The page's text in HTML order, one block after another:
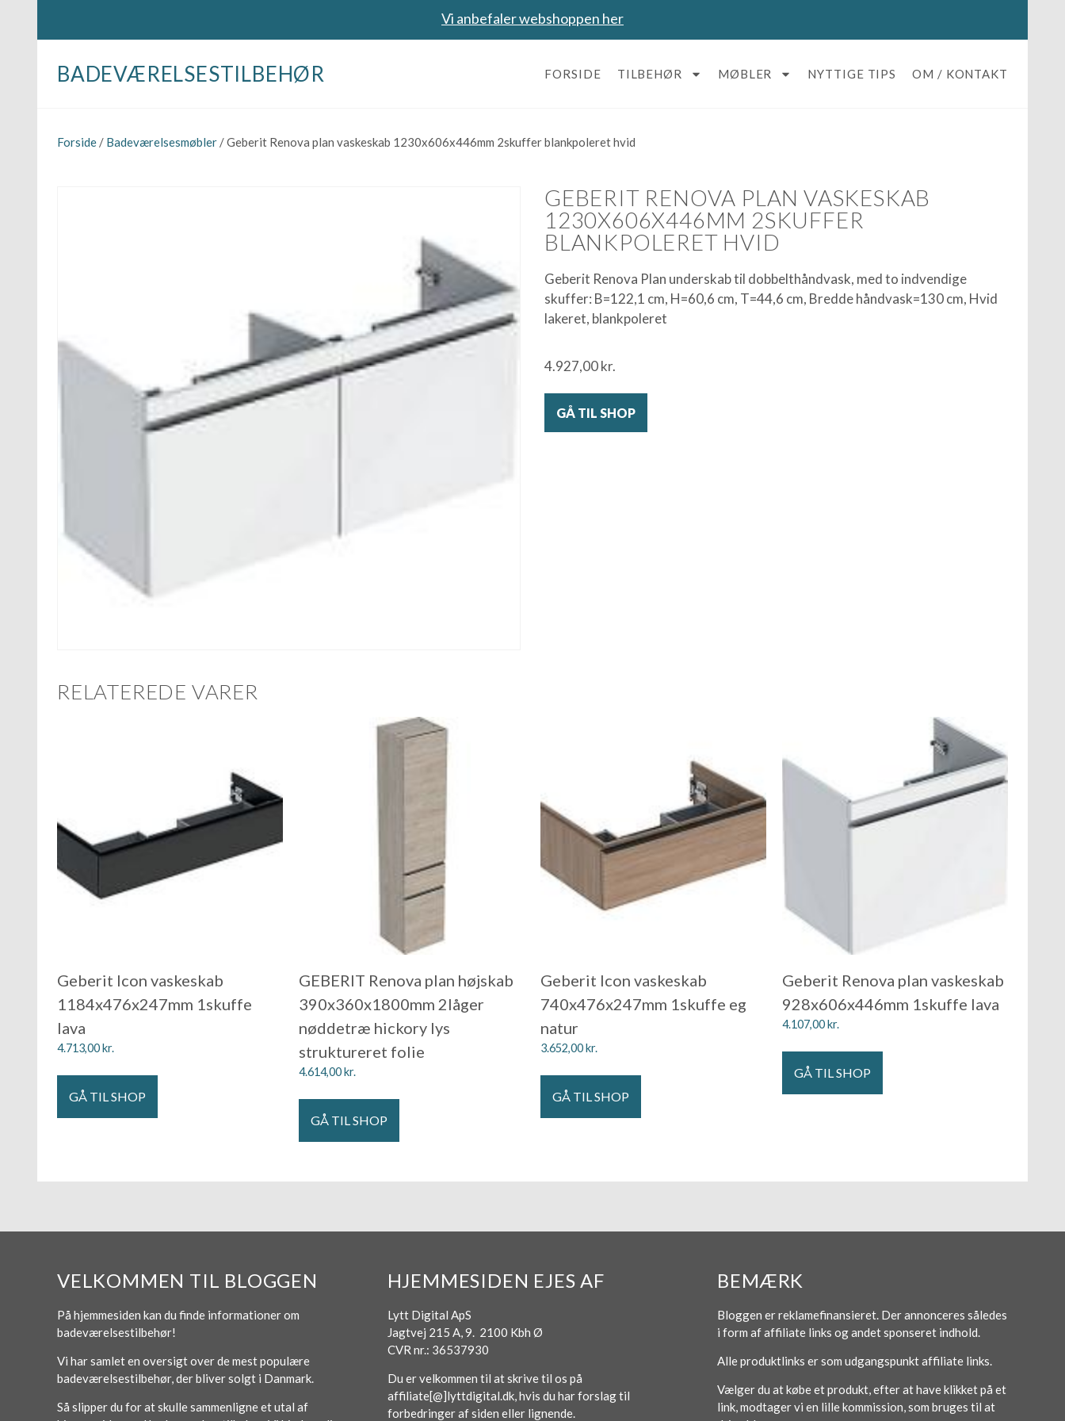
Vi anbefaler webshoppen her
BADEVÆRELSESTILBEHØR FORSIDE TILBEHØR MØBLER NYTTIGE TIPS OM / KONTAKT
Forside / Badeværelsesmøbler / Geberit Renova plan vaskeskab 1230x606x446mm 2skuffer blankpoleret hvid
GEBERIT RENOVA PLAN VASKESKAB
1230X606X446MM 2SKUFFER
BLANKPOLERET HVID
Geberit Renova Plan underskab til dobbelthåndvask, med to indvendige
skuffer: B=122,1 cm, H=60,6 cm, T=44,6 cm, Bredde håndvask=130 cm, Hvid
lakeret, blankpoleret
4.927,00kr.
GÅ TIL SHOP
RELATEREDE VARER
Geberit Icon vaskeskab
1184x476x247mm 1skuffe
lava
4.713,00kr.
GÅ TIL SHOP
GEBERIT Renova plan højskab
390x360x1800mm 2låger
nøddetræ hickory lys
struktureret folie
4.614,00kr.
GÅ TIL SHOP
Geberit Icon vaskeskab
740x476x247mm 1skuffe eg
natur
3.652,00kr.
GÅ TIL SHOP
Geberit Renova plan vaskeskab
928x606x446mm 1skuffe lava
4.107,00kr.
GÅ TIL SHOP
VELKOMMEN TIL BLOGGEN
På hjemmesiden kan du finde informationer om
badeværelsestilbehør!
Vi har samlet en oversigt over de mest populære
badeværelsestilbehør, der bliver solgt i Danmark.
Så slipper du for at skulle sammenligne et utal af
HJEMMESIDEN EJES AF
Lytt Digital ApS
Jagtvej 215 A, 9. 2100 Kbh Ø
CVR nr.: 36537930
Du er velkommen til at skrive til os på
affiliate[@]lyttdigital.dk, hvis du har forslag til
forbedringer af siden eller lignende.
BEMÆRK
Bloggen er reklamefinansieret. Der annonceres således
i form af affiliate links og andet sponseret indhold.
Alle produktlinks er som udgangspunkt affiliate links.
Vælger du at købe et produkt, efter at have klikket på et
link, modtager vi en lille kommission, som bruges til at